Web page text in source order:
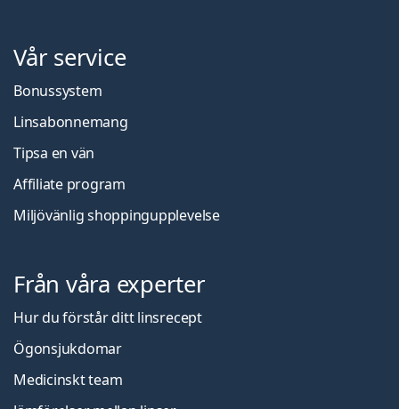
Vår service
Bonussystem
Linsabonnemang
Tipsa en vän
Affiliate program
Miljövänlig shoppingupplevelse
Från våra experter
Hur du förstår ditt linsrecept
Ögonsjukdomar
Medicinskt team